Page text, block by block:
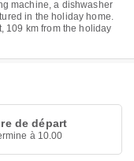
machine, a dishwasher
in the holiday home.
109 km from the holiday
de départ
à 10.00